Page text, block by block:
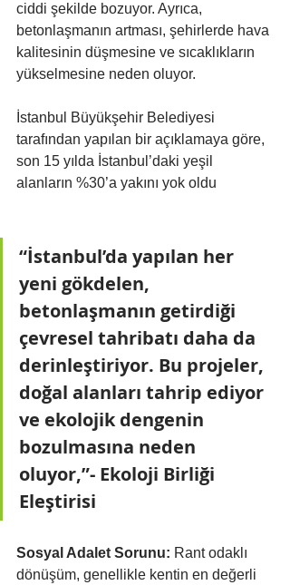
ciddi şekilde bozuyor. Ayrıca,
betonlaşmanın artması, şehirlerde hava
kalitesinin düşmesine ve sıcaklıkların
yükselmesine neden oluyor.
İstanbul Büyükşehir Belediyesi
tarafından yapılan bir açıklamaya göre,
son 15 yılda İstanbul’daki yeşil
alanların %30’a yakını yok oldu
“İstanbul’da yapılan her
yeni gökdelen,
betonlaşmanın getirdiği
çevresel tahribatı daha da
derinleştiriyor. Bu projeler,
doğal alanları tahrip ediyor
ve ekolojik dengenin
bozulmasına neden
oluyor,”- Ekoloji Birliği
Eleştirisi
Sosyal Adalet Sorunu: Rant odaklı
dönüşüm, genellikle kentin en değerli